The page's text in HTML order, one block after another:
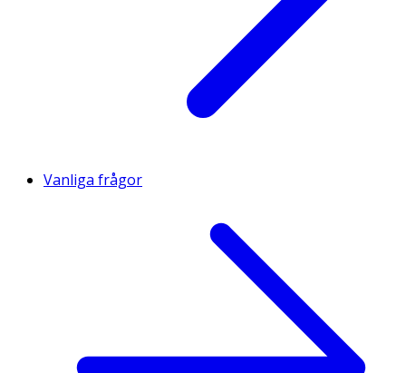
Vanliga frågor